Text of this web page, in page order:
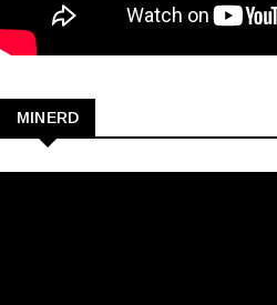
MINERD